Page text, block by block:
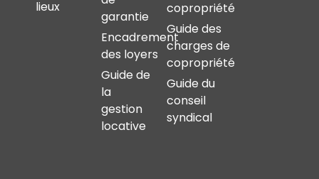
lieux
garantie
Encadrement
des loyers
Guide de
la
gestion
locative
copropriété
Guide des
charges de
copropriété
Guide du
conseil
syndical